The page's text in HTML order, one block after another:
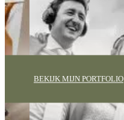
BEKIJK MIJN PORTFOLIO